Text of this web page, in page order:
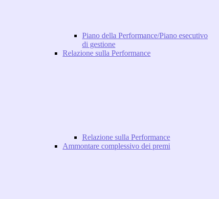
Piano della Performance/Piano esecutivo
di gestione
Relazione sulla Performance
Relazione sulla Performance
Ammontare complessivo dei premi